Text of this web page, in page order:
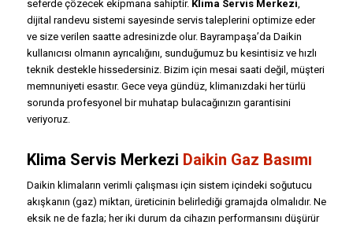
seferde çözecek ekipmana sahiptir. Klima Servis Merkezi,
dijital randevu sistemi sayesinde servis taleplerini optimize eder
ve size verilen saatte adresinizde olur. Bayrampaşa’da Daikin
kullanıcısı olmanın ayrıcalığını, sunduğumuz bu kesintisiz ve hızlı
teknik destekle hissedersiniz. Bizim için mesai saati değil, müşteri
memnuniyeti esastır. Gece veya gündüz, klimanızdaki her türlü
sorunda profesyonel bir muhatap bulacağınızın garantisini
veriyoruz.
Klima Servis Merkezi Daikin Gaz Basımı
Daikin klimaların verimli çalışması için sistem içindeki soğutucu
akışkanın (gaz) miktarı, üreticinin belirlediği gramajda olmalıdır. Ne
eksik ne de fazla; her iki durum da cihazın performansını düşürür